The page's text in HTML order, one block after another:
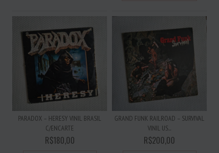
PARADOX – HERESY VINIL BRASIL
C/ENCARTE
R$180,00
GRAND FUNK RAILROAD – SURVIVAL
VINIL US...
R$200,00